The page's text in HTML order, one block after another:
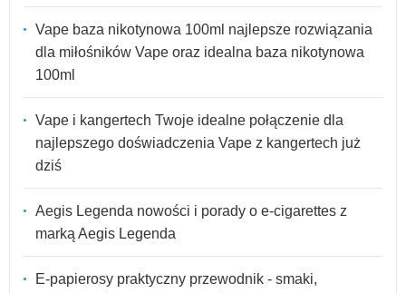
Vape baza nikotynowa 100ml najlepsze rozwiązania
dla miłośników Vape oraz idealna baza nikotynowa
100ml
Vape i kangertech Twoje idealne połączenie dla
najlepszego doświadczenia Vape z kangertech już
dziś
Aegis Legenda nowości i porady o e-cigarettes z
marką Aegis Legenda
E-papierosy praktyczny przewodnik - smaki,